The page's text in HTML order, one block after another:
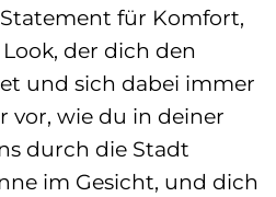
für Komfort,
der dich den
und sich dabei immer
vor, wie du in deiner
durch die Stadt
im Gesicht, und dich